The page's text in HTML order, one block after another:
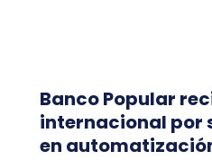
Banco Popular
internacional por
en